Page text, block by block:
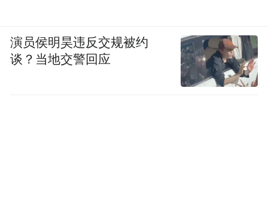
演员侯明昊违反交规被约
谈？当地交警回应